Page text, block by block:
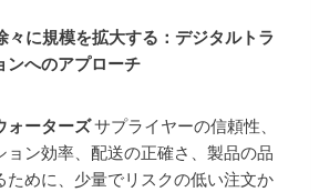
に規模を拡大する：デジタルトラ
ンへのアプローチ
ォーターズサプライヤーの信頼性、
ョン効率、配送の正確さ、製品の品
ために、少量でリスクの低い注文か